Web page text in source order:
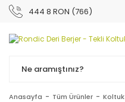
444 8 RON (766)
Anasayfa Tüm Ürünler Koltuk